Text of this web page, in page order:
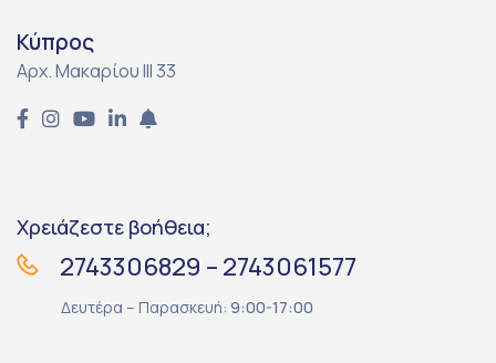
Κύπρος
Αρχ. Μακαρίου ΙΙΙ 33
Χρειάζεστε βοήθεια;
2743306829 – 2743061577
Δευτέρα – Παρασκευή: 9:00-17:00